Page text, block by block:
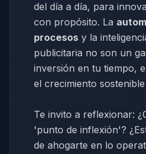
del día a día, para
con propósito. La
procesos y la
publicitaria no son un
inversión en tu tiempo,
el crecimiento
Te invito a reflexionar:
'punto de inflexión'?
de ahogarte en lo